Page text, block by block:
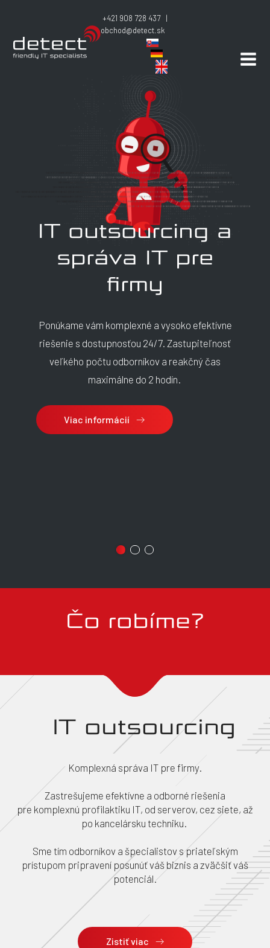
+421 908 728 437 |
obchod@detect.sk
IT outsourcing a
správa IT pre
firmy
Ponúkame vám komplexné a vysoko efektívne
riešenie s dostupnosťou 24/7. Zastupiteľnosť
veľkého počtu odborníkov a reakčný čas
maximálne do 2 hodín.
Viac informácií
Čo robíme?
IT outsourcing
Komplexná správa IT pre firmy.
Zastrešujeme efektívne a odborné riešenia
pre komplexnú profilaktiku IT, od serverov, cez siete, až
po kancelársku techniku.
Sme tím odborníkov a špecialistov s priateľským
prístupom pripravení posunúť váš biznis a zväčšiť váš
potenciál.
Zistiť viac